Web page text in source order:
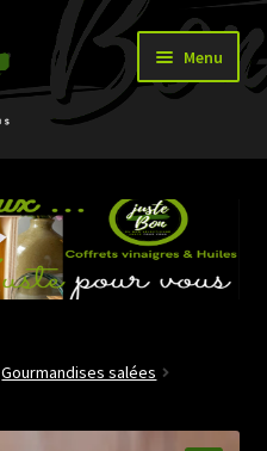
Menu
le
menu
Gourmandises salées